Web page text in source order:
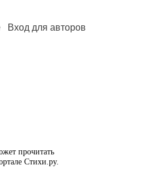
Вход для авторов
прочитать
Стихи.ру.